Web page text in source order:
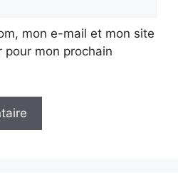
mon e-mail et mon site
pour mon prochain